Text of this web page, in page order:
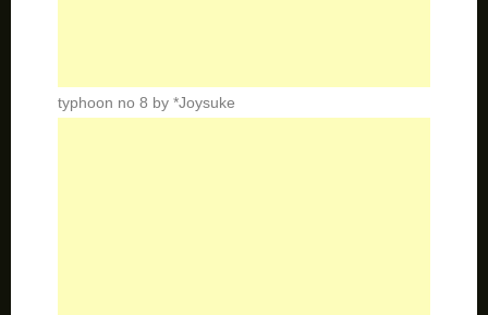
typhoon no 8 by *Joysuke